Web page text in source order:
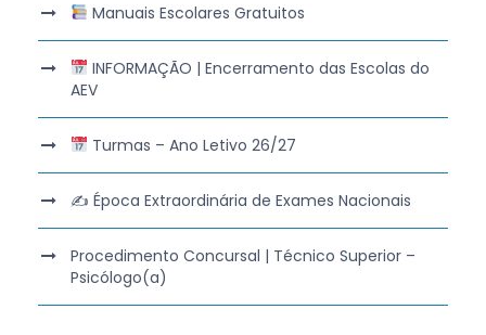
Manuais Escolares Gratuitos
INFORMAÇÃO | Encerramento das Escolas do
AEV
Turmas – Ano Letivo 26/27
✍️ Época Extraordinária de Exames Nacionais
Procedimento Concursal | Técnico Superior –
Psicólogo(a)